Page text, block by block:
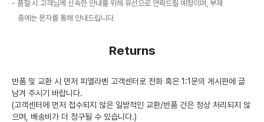
품절 시 고객님께 신속한 안내를 위해 유선으로 연락드릴 예정이며, 부재
중에는 문자를 통해 안내드립니다.
Returns
반품 및 교환 시 먼저 피엘라벤 고객센터로 전화 혹은 1:1문의 게시판에 글
남겨 주시기 바랍니다.
(고객센터에 먼저 접수되지 않은 일방적인 교환/반품 건은 정상 처리되지 않
으며, 배송비가 더 청구될 수 있습니다.)